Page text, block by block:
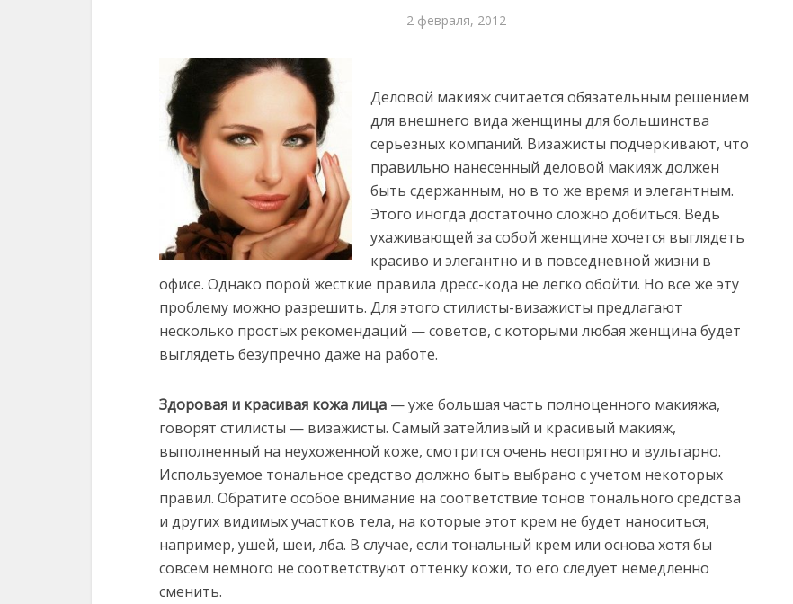
2 февраля, 2012
Деловой макияж считается обязательным решением
для внешнего вида женщины для большинства
серьезных компаний. Визажисты подчеркивают, что
правильно нанесенный деловой макияж должен
быть сдержанным, но в то же время и элегантным.
Этого иногда достаточно сложно добиться. Ведь
ухаживающей за собой женщине хочется выглядеть
красиво и элегантно и в повседневной жизни в
офисе. Однако порой жесткие правила дресс-кода не легко обойти. Но все же эту
проблему можно разрешить. Для этого стилисты-визажисты предлагают
несколько простых рекомендаций — советов, с которыми любая женщина будет
выглядеть безупречно даже на работе.
Здоровая и красивая кожа лица — уже большая часть полноценного макияжа,
говорят стилисты — визажисты. Самый затейливый и красивый макияж,
выполненный на неухоженной коже, смотрится очень неопрятно и вульгарно.
Используемое тональное средство должно быть выбрано с учетом некоторых
правил. Обратите особое внимание на соответствие тонов тонального средства
и других видимых участков тела, на которые этот крем не будет наноситься,
например, ушей, шеи, лба. В случае, если тональный крем или основа хотя бы
совсем немного не соответствуют оттенку кожи, то его следует немедленно
сменить.